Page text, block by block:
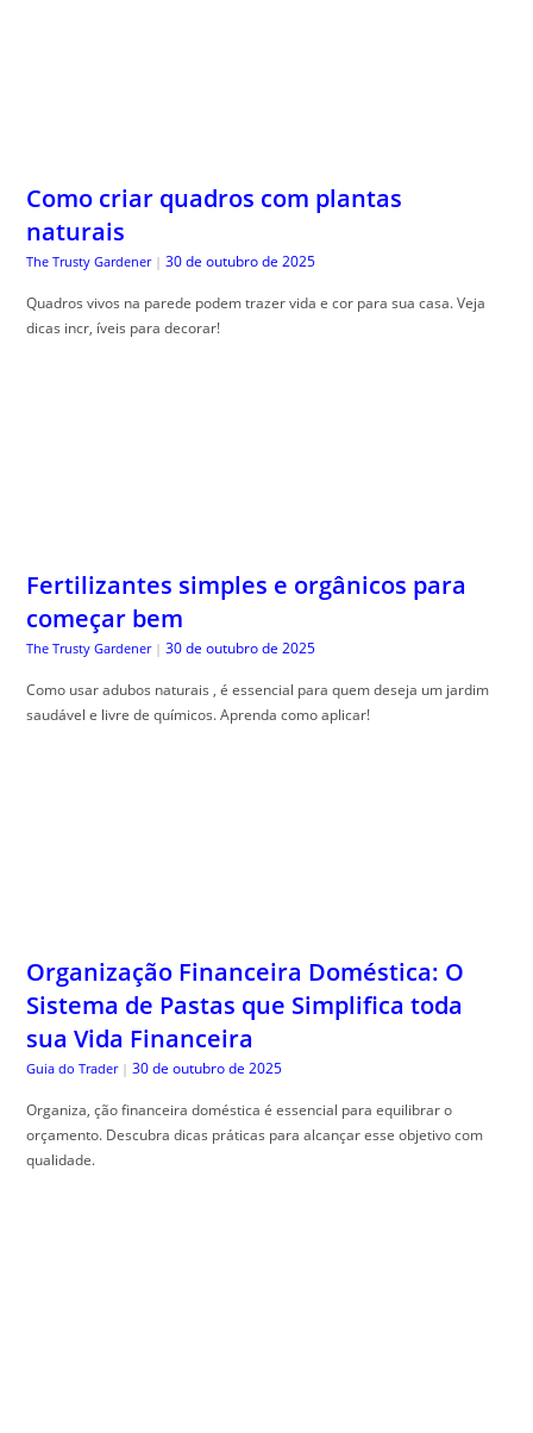
Como criar quadros com plantas
naturais
The Trusty Gardener | 30 de outubro de 2025
Quadros vivos na parede podem trazer vida e cor para sua casa. Veja
dicas incr, íveis para decorar!
Fertilizantes simples e orgânicos para
começar bem
The Trusty Gardener | 30 de outubro de 2025
Como usar adubos naturais , é essencial para quem deseja um jardim
saudável e livre de químicos. Aprenda como aplicar!
Organização Financeira Doméstica: O
Sistema de Pastas que Simplifica toda
sua Vida Financeira
Guia do Trader | 30 de outubro de 2025
Organiza, ção financeira doméstica é essencial para equilibrar o
orçamento. Descubra dicas práticas para alcançar esse objetivo com
qualidade.